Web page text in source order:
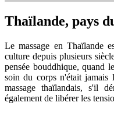
Thaïlande, pays
Le massage en Thaïlande
culture depuis plusieurs
pensée bouddhique, quand
soin du corps n'était
massage thaïlandais, s'il
également de libérer les